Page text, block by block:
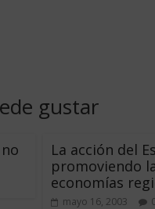
gustar
La acción del
promoviendo
economías
mayo 16, 2003